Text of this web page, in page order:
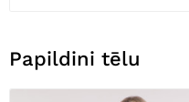
Papildini tēlu